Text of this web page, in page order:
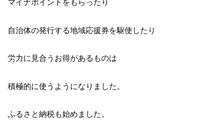
マイナポイントをもらったり
自治体の発行する地域応援券を駆使したり
労力に見合うお得があるものは
積極的に使うようになりました。
ふるさと納税も始めました。